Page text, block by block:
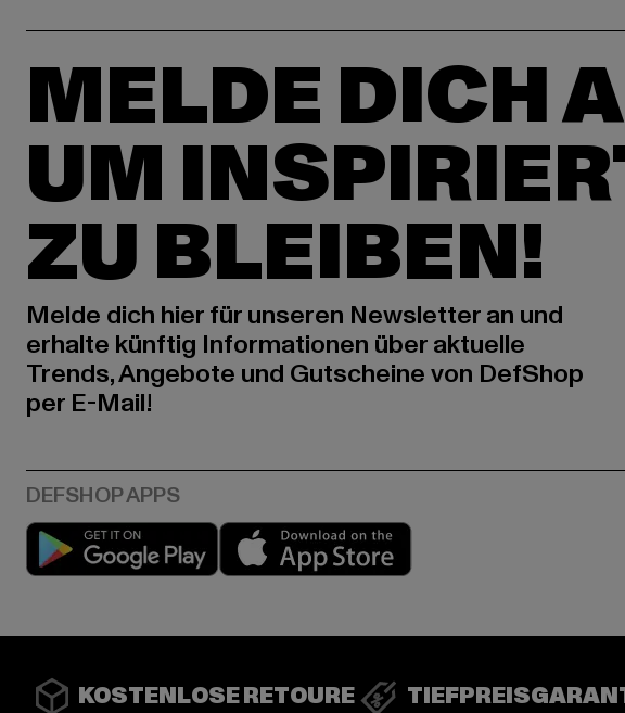
MELDE DICH
UM
ZU BLEIBEN!
Melde dich hier für unseren Newsletter an und
erhalte künftig Informationen über aktuelle
Trends, Angebote und Gutscheine von DefShop
per E-Mail!
Play market
KOSTENLOSE RETOURE